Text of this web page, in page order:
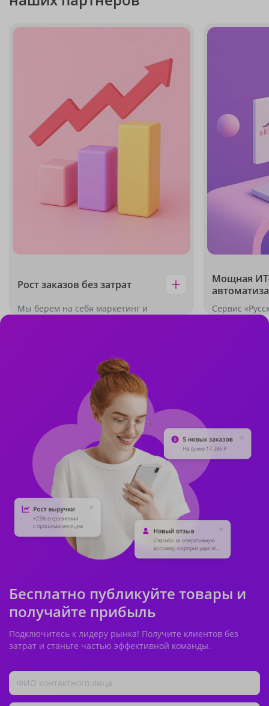
Рост заказов без затрат
Мы берем на себя маркетинг и
покупателей, ваш товар сразу виден
целевой аудитории, и вы начинаете
зарабатывать с первого дня.
Мощная
Сервис
все
Бесплатно публикуйте товары и
получайте прибыль
Подключитесь к лидеру рынка! Получите клиентов без
затрат и станьте частью эффективной команды.